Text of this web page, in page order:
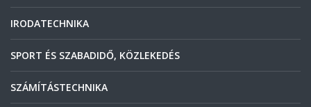
IRODATECHNIKA
SPORT ÉS SZABADIDŐ, KÖZLEKEDÉS
SZÁMÍTÁSTECHNIKA